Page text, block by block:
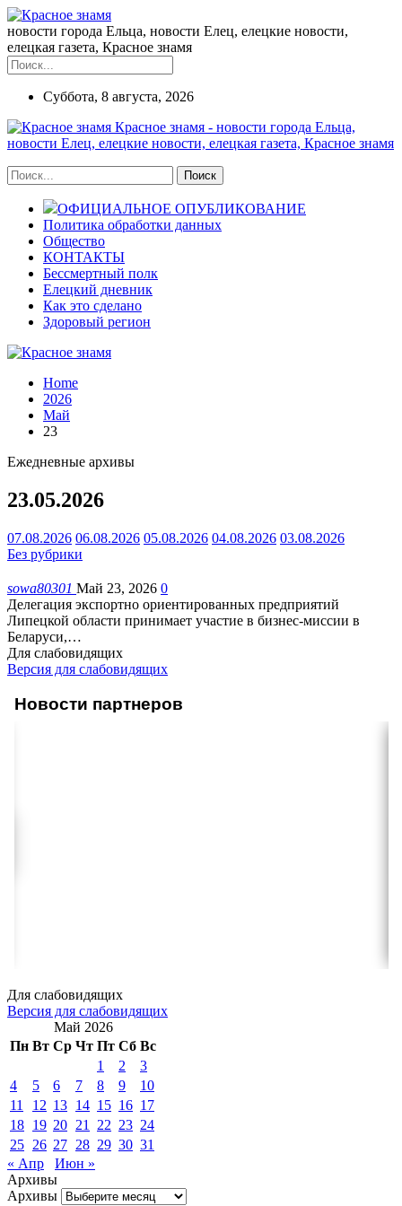
новости города Ельца, новости Елец, елецкие новости,
елецкая газета, Красное знамя
Суббота, 8 августа, 2026
Красное знамя - новости города Ельца,
новости Елец, елецкие новости, елецкая газета, Красное знамя
ОФИЦИАЛЬНОЕ ОПУБЛИКОВАНИЕ
Политика обработки данных
Общество
КОНТАКТЫ
Бессмертный полк
Елецкий дневник
Как это сделано
Здоровый регион
Home
2026
Май
23
Ежедневные архивы
23.05.2026
07.08.2026 06.08.2026 05.08.2026 04.08.2026 03.08.2026
Без рубрики
sowa80301 Май 23, 2026 0
Делегация экспортно ориентированных предприятий
Липецкой области принимает участие в бизнес-миссии в
Беларуси,…
Для слабовидящих
Версия для слабовидящих
Новости партнеров
Для слабовидящих
Версия для слабовидящих
Май 2026
Пн Вт Ср Чт Пт Сб Вс
1
2
3
4
5 6 7 8 9
10
11
12 13 14 15 16 17
18 19 20 21 22 23 24
25 26 27 28 29 30 31
« Апр
Июн »
Архивы
Архивы